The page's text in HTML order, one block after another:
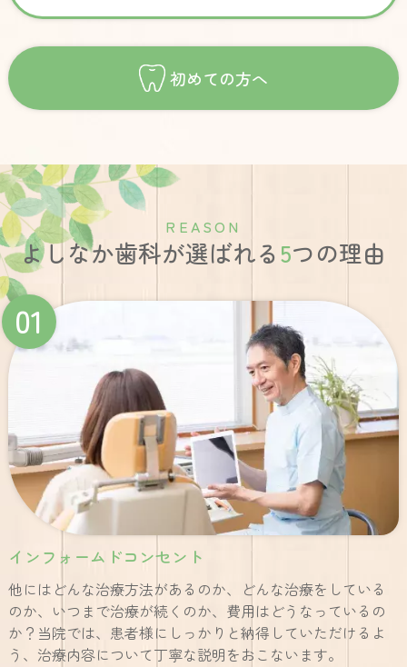
初めての方へ
R EASO N
よしなか歯科が選ばれる5つの理由
01
インフォームドコンセント
他にはどんな治療方法があるのか、どんな治療をしている
のか、いつまで治療が続くのか、費用はどうなっているの
か？当院では、患者様にしっかりと納得していただけるよ
う、治療内容について丁寧な説明をおこないます。